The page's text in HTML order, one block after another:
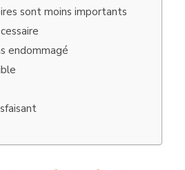
sont moins importants
endommagé